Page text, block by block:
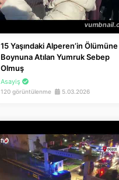
15 Yaşındaki Alperen’in Ölümüne
Boynuna Atılan Yumruk Sebep
Olmuş
Asayiş
120 görüntülenme 5.03.2026